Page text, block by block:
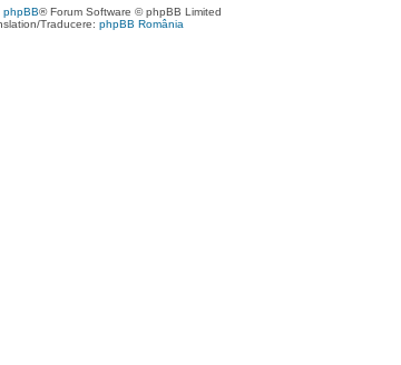
phpBB® Forum Software © phpBB Limited
Traducere: phpBB România